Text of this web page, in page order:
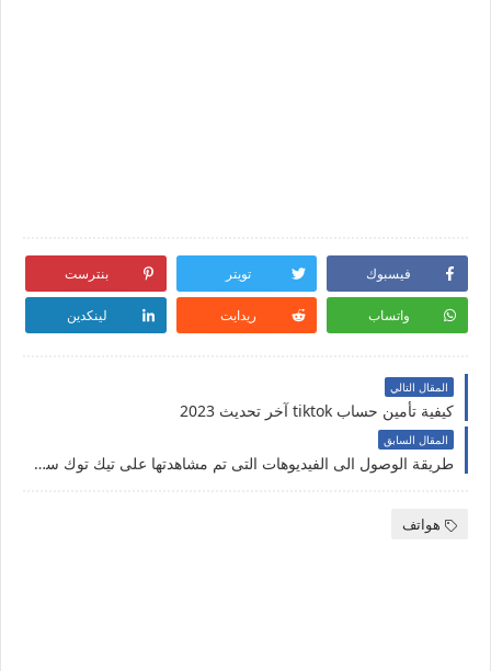
فيسبوك تويتر بنترست
واتساب ريدايت لينكدين
المقال التالي
كيفية تأمين حساب tiktok آخر تحديث 2023
المقال السابق
طريقة الوصول الى الفيديوهات التى تم مشاهدتها على تيك توك سابقا
هواتف